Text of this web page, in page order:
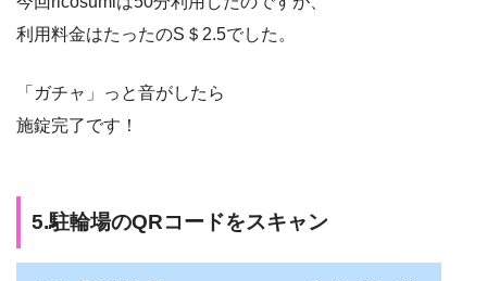
利用料金はたったのS＄2.5でした。
「ガチャ」っと音がしたら
施錠完了です！
5.駐輪場のQRコードをスキャン